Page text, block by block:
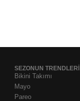
SEZONUN TRENDLERI
Bikini Takımı
Mayo
Pareo